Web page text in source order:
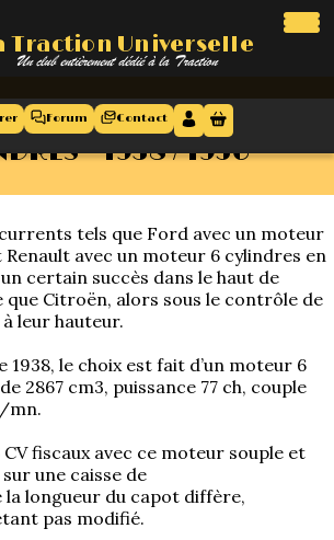
Traction Universelle
Un club entièrement dédié à la Traction
Traction Universelle
Accueil
Le club
Présentation
Nos 50 ans
Le conseil
Agenda
La Revue
régionales
Forum Contact
– LA 15 SIX
– 1938 / 1956
tels que Ford avec un moteur
Renault avec un moteur 6 cylindres en
certain succès dans le haut de
Citroën, alors sous le contrôle de
leur hauteur.
1938, le choix est fait d’un moteur 6
2867 cm3, puissance 77 ch, couple
mn.
CV fiscaux avec ce moteur souple et
une caisse de
la longueur du capot diffère,
pas modifié.